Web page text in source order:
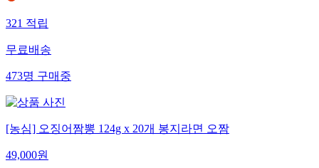
321적립
무료배송
473명구매중
[농심] 오징어짬뽕 124g x 20개 봉지라면 오짬
49,000원